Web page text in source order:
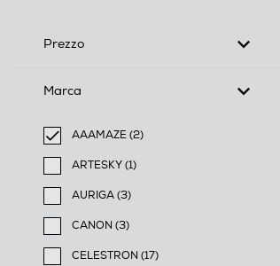
Prezzo
Marca
AAAMAZE (2)
selected Filtro applicato per Marca:
ARTESKY (1)
Filtra per Marca: ARTESKY
AURIGA (3)
Filtra per Marca: AURIGA
CANON (3)
Filtra per Marca: CANON
CELESTRON (17)